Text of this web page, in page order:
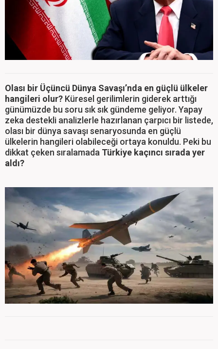
Olası bir Üçüncü Dünya Savaşı’nda en güçlü ülkeler
hangileri olur? Küresel gerilimlerin giderek arttığı
günümüzde bu soru sık sık gündeme geliyor. Yapay
zeka destekli analizlerle hazırlanan çarpıcı bir listede,
olası bir dünya savaşı senaryosunda en güçlü
ülkelerin hangileri olabileceği ortaya konuldu. Peki bu
dikkat çeken sıralamada Türkiye kaçıncı sırada yer
aldı?